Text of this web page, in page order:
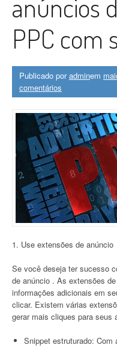
anúncios
PPC com
Publicado poradminem
comentários
1. Use extensões de anúncio
Se você deseja ter sucesso
de anúncio . As extensões
informações adicionais em
clicar. Existem várias
gerar mais cliques para seus
Snippet estruturado: